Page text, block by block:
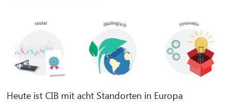
Heute ist CIB mit acht Standorten in Europa